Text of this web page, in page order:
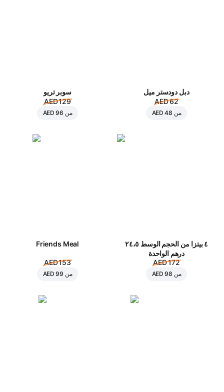
دبل دودستر ميل
AED 62
من AED 48
سوبر تريو
AED 129
من AED 96
٤ بيتزا من الحجم الوسط ٢٤،٥
درهم الواحدة
AED 172
من AED 98
Friends Meal
AED 153
من AED 99